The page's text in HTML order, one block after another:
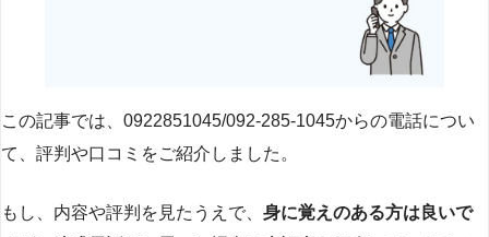
この記事では、0922851045/092-285-1045からの電話につい
て、評判や口コミをご紹介しました。
もし、内容や評判を見たうえで、 身に覚えのある方は良いで